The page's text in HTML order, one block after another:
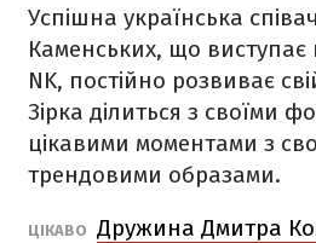
Успішна українська
Каменських, що виступає
NK, постійно розвиває
Зірка ділиться з своїми
цікавими моментами з
трендовими образами.
ЦІКАВО Дружина Дмитра